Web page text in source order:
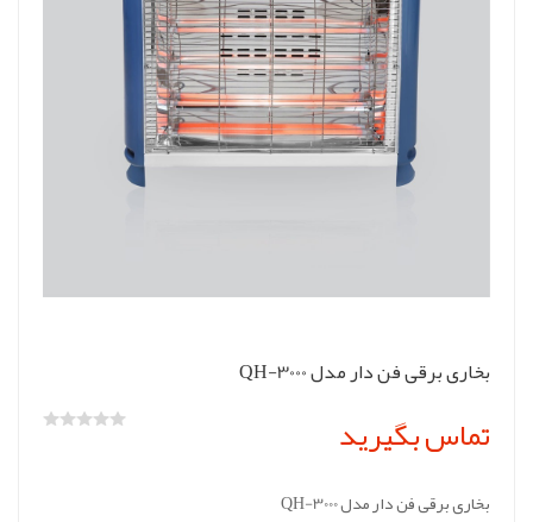
بخاری برقی فن دار مدل QH-3000
تماس بگیرید
بخاری برقی فن دار مدل QH-3000